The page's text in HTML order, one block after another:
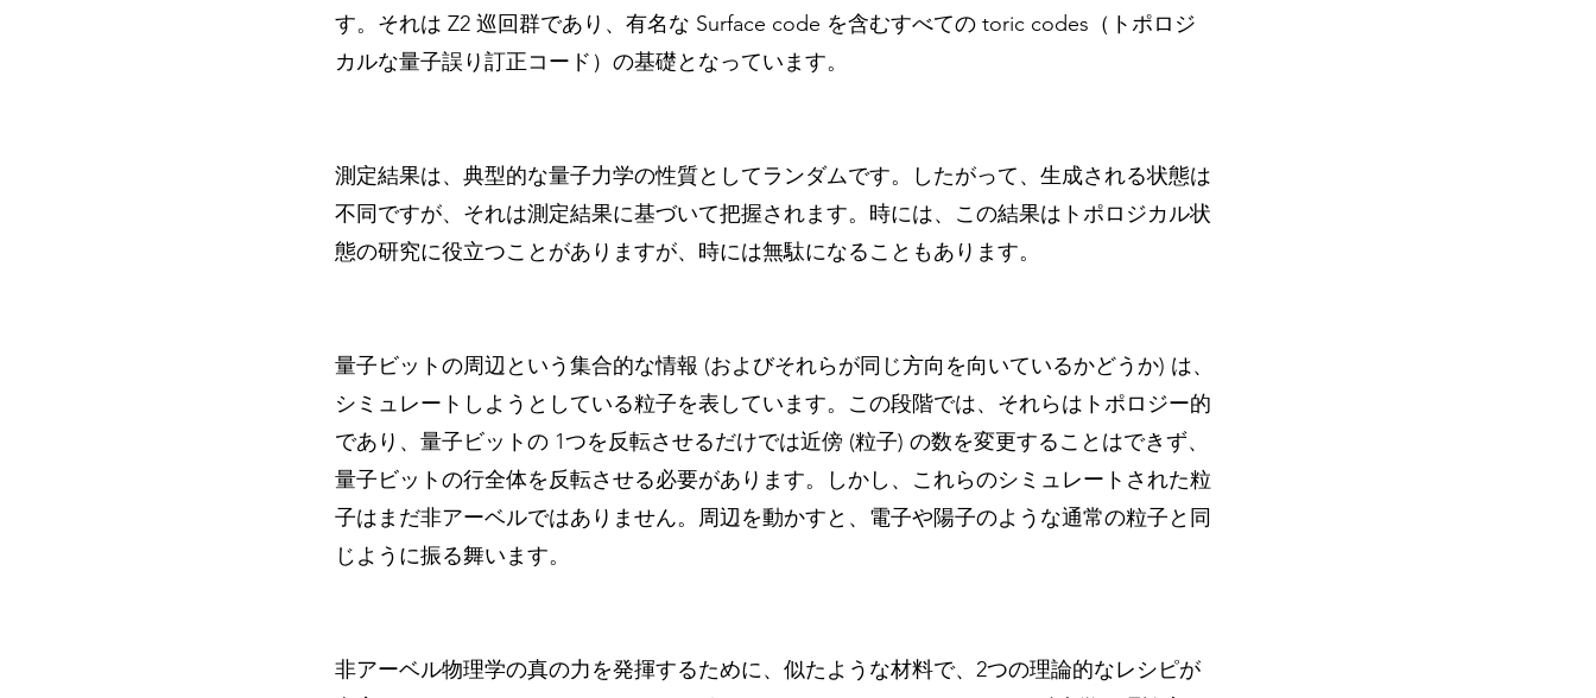
す。それは Z2 巡回群であり、有名な Surface code を含むすべての toric codes（トポロジ
カルな量子誤り訂正コード）の基礎となっています。
測定結果は、典型的な量子力学の性質としてランダムです。したがって、生成される状態は
不同ですが、それは測定結果に基づいて把握されます。時には、この結果はトポロジカル状
態の研究に役立つことがありますが、時には無駄になることもあります。
量子ビットの周辺という集合的な情報 (およびそれらが同じ方向を向いているかどうか) は、
シミュレートしようとしている粒子を表しています。この段階では、それらはトポロジー的
であり、量子ビットの 1つを反転させるだけでは近傍 (粒子) の数を変更することはできず、
量子ビットの行全体を反転させる必要があります。しかし、これらのシミュレートされた粒
子はまだ非アーベルではありません。周辺を動かすと、電子や陽子のような通常の粒子と同
じように振る舞います。
非アーベル物理学の真の力を発揮するために、似たような材料で、2つの理論的なレシピが